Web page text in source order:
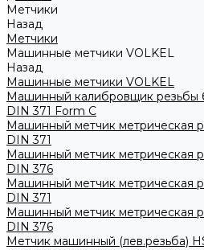
Метчики
Назад
Метчики
Машинные метчики VOLKEL
Назад
Машинные метчики VOLKEL
Машинный калибровщик резьбы
DIN 371 Form C
Машинный метчик метрическая
DIN 371
Машинный метчик метрическая
DIN 376
Машинный метчик метрическая
DIN 371
Машинный метчик метрическая
DIN 376
Метчик машинный (лев.резьба)